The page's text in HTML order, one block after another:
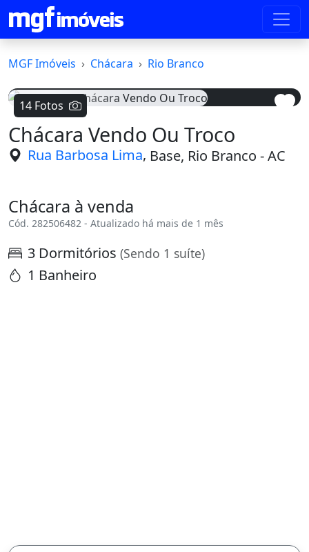
MGF Imóveis Chácara Rio Branco
14 Fotos
Voltar
Chácara Vendo Ou Troco
Rua Barbosa Lima, Base, Rio Branco - AC
Chácara à venda
Cód. 282506482 - Atualizado há mais de 1 mês
3 Dormitórios (Sendo 1 suíte)
1 Banheiro